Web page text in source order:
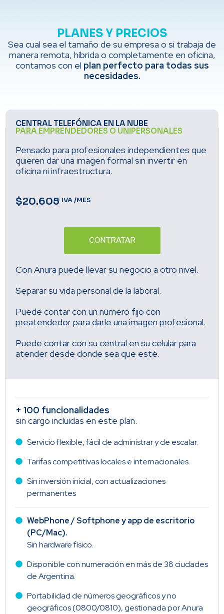
PLANES Y PRECIOS
Sea cual sea el tamaño de su empresa o si trabaja de
manera remota, híbrida o completamente en oficina,
contamos con el plan perfecto para todas sus
necesidades.
CENTRAL TELEFÓNICA EN LA NUBE
PARA EMPRENDEDORES O UNIPERSONALES
Pensado para profesionales independientes que
quieren dar una imagen formal sin invertir en
oficina ni infraestructura.
$20.605+ IVA /MES
CONTRATAR
Con Anura puede llevar su negocio a otro nivel.
Separar su vida personal de la laboral.
Puede contar con un número fijo con
preatendedor para darle una imagen profesional.
Puede contar con su central en su celular para
atender desde donde sea que esté.
+ 100 funcionalidades
sin cargo incluidas en este plan.
Servicio flexible, fácil de administrar y de escalar.
Tarifas competitivas locales e internacionales.
Sin inversión inicial, con actualizaciones
permanentes
WebPhone / Softphone y app de escritorio
(PC/Mac).
Sin hardware físico.
Disponible con numeración en más de 38 ciudades
de Argentina.
Portabilidad de números geográficos y no
geográficos (0800/0810), gestionada por Anura